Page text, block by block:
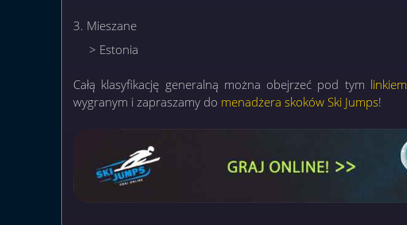
3. Mieszane
> Estonia
Całą klasyfikację generalną można obejrzeć pod tym linkiem
wygranym i zapraszamy do menadżera skoków Ski Jumps!